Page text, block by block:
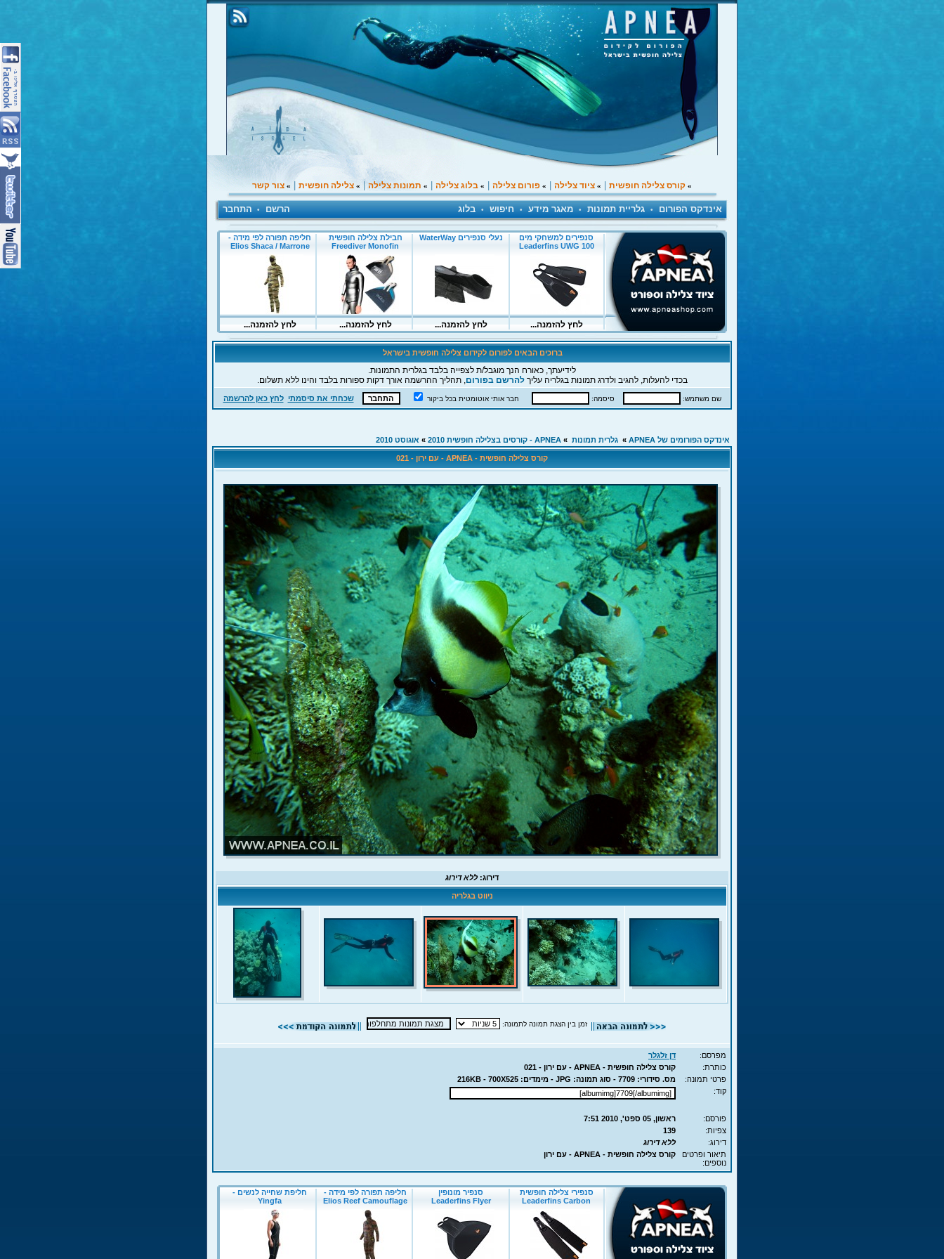
» קורס צלילה חופשית |
» ציוד צלילה |
» פורום צלילה |
» בלוג צלילה |
» תמונות צלילה |
» צלילה חופשית |
» צור קשר
אינדקס הפורום • גלריית תמונות • מאגר מידע • חיפוש • בלוג הרשם • התחבר
ברוכים הבאים לפורום לקידום צלילה חופשית בישראל
לידיעתך, כאורח הנך מוגבל/ת לצפייה בלבד בגלרית התמונות.
בכדי להעלות, להגיב ולדרג תמונות בגלריה עליךלהרשם בפורום, תהליך ההרשמה אורך דקות ספורות בלבד והינו ללא תשלום.
שם משתמש: סיסמה: חבר אותי אוטומטית בכל ביקור שכחתי את סיסמתי לחץ כאן להרשמה
אינדקס הפורומים של APNEA » גלרית תמונות » APNEA - קורסים בצלילה חופשית 2010 » אוגוסט 2010
קורס צלילה חופשית - APNEA - עם ירון - 021
דירוג:ללא דירוג
ניווט בגלריה
זמן בין הצגת תמונה לתמונה:
מפרסם:
דן זלגלר
כותרת:
קורס צלילה חופשית - APNEA - עם ירון - 021
פרטי תמונה:
מס. סידורי: 7709 - סוג תמונה: JPG - מימדים: 216KB - 700X525
קוד:
פורסם:
ראשון, 05 ספט', 2010 7:51
צפיות:
139
דירוג:
ללא דירוג
תיאור ופרטים
נוספים:
קורס צלילה חופשית - APNEA - עם ירון